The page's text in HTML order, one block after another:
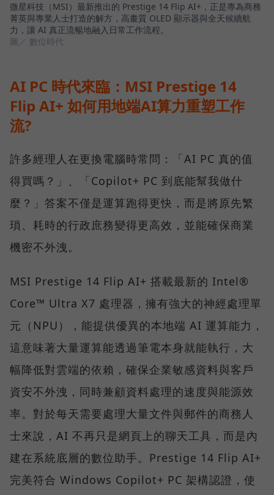
微星科技（MSI）最新推出的 Prestige 14 Flip AI+，正是專為商務
菁英與專業人士打造的解方，高畫質 OLED 顯示器與全天候續航
力，讓 AI 真正流暢地融入日常工作流程。
圖／ 數位時代
AI PC 時代來臨：MSI Prestige 14
Flip AI+ 如何用地端AI算力重塑工作
流?
許多經理人在更換電腦時常問：「AI PC 真的值
得買嗎？」、「Copilot+ PC 到底能幫我做什
麼？」答案不僅是運算跑得更快，而是將原先繁
瑣、耗時的行政庶務變得更高效，並能確保商業
機密不外洩。
MSI Prestige 14 Flip AI+ 搭載最新的 Intel®
Core™ Ultra X7 處理器，擁有強大的神經處理單
元（NPU），能提供優異的本地端 AI 運算能力，
這意味著大量運算能透過筆電本身就能執行，大
幅降低對雲端的依賴，確保企業敏感資料與客戶
資安不外洩，同時兼顧資料處理的速度與能源效
率。對於每天需要處理大量文件與郵件的商務人
士來說，AI 不再只是網頁上的聊天工具，而是內
建在系統底層的數位助手。Prestige 14 Flip AI+
完美符合 Windows Copilot+ PC 架構認證，使